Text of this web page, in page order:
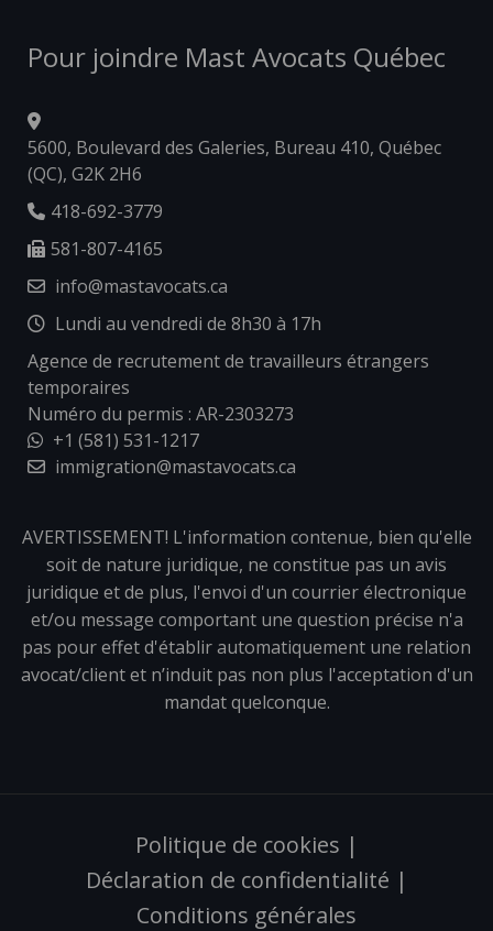
Pour joindre Mast Avocats Québec
5600, Boulevard des Galeries, Bureau 410, Québec
(QC), G2K 2H6
418-692-3779
581-807-4165
info@mastavocats.ca
Lundi au vendredi de 8h30 à 17h
Agence de recrutement de travailleurs étrangers
temporaires
Numéro du permis : AR-2303273
+1 (581) 531-1217
immigration@mastavocats.ca
AVERTISSEMENT! L'information contenue, bien qu'elle
soit de nature juridique, ne constitue pas un avis
juridique et de plus, l'envoi d'un courrier électronique
et/ou message comportant une question précise n'a
pas pour effet d'établir automatiquement une relation
avocat/client et n’induit pas non plus l'acceptation d'un
mandat quelconque.
Politique de cookies |
Déclaration de confidentialité |
Conditions générales